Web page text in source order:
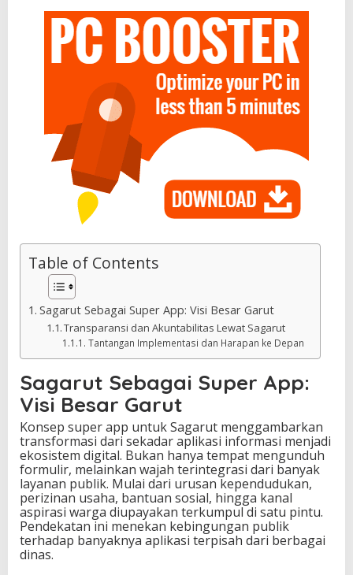
Table of Contents
Sagarut Sebagai Super App: Visi Besar Garut
Transparansi dan Akuntabilitas Lewat Sagarut
Tantangan Implementasi dan Harapan ke Depan
Sagarut Sebagai Super App:
Visi Besar Garut
Konsep super app untuk Sagarut menggambarkan
transformasi dari sekadar aplikasi informasi menjadi
ekosistem digital. Bukan hanya tempat mengunduh
formulir, melainkan wajah terintegrasi dari banyak
layanan publik. Mulai dari urusan kependudukan,
perizinan usaha, bantuan sosial, hingga kanal
aspirasi warga diupayakan terkumpul di satu pintu.
Pendekatan ini menekan kebingungan publik
terhadap banyaknya aplikasi terpisah dari berbagai
dinas.